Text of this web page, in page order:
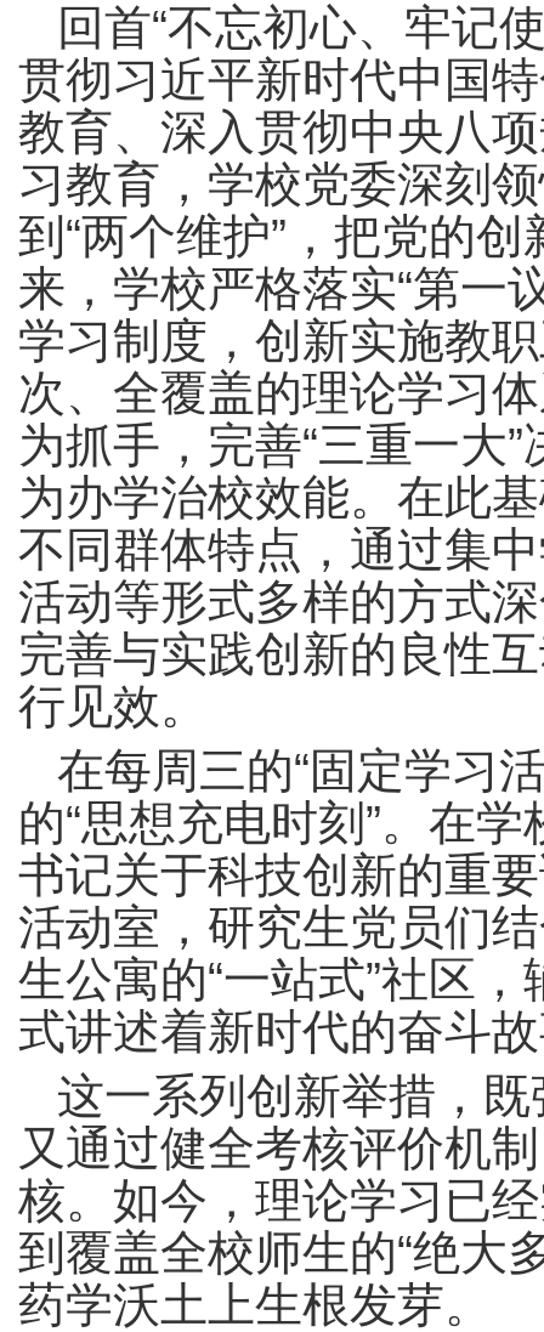
回首“不忘初心、牢记
贯彻习近平新时代中国
教育、深入贯彻中央八
习教育，学校党委深刻
到“两个维护”，把党的
来，学校严格落实“第一
学习制度，创新实施教
次、全覆盖的理论学习
为抓手，完善“三重一大
为办学治校效能。在此
不同群体特点，通过集
活动等形式多样的方式
完善与实践创新的良性
行见效。
在每周三的“固定学习
的“思想充电时刻”。在
书记关于科技创新的重
活动室，研究生党员们
生公寓的“一站式”社区
式讲述着新时代的奋斗
这一系列创新举措，
又通过健全考核评价机
核。如今，理论学习已
到覆盖全校师生的“绝大
药学沃土上生根发芽。